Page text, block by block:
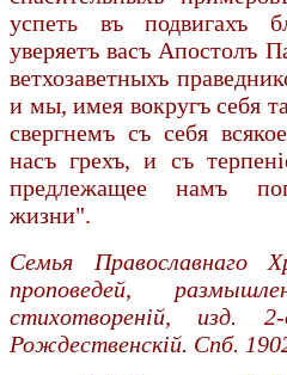
успеть въ подвигахъ
уверяетъ васъ Апостолъ
ветхозаветныхъ
и мы, имея вокругъ себя
свергнемъ съ себя
насъ грехъ, и съ
пред­лежащее намъ
жизни".
Семья Православнаго
проповедей,
стихотворенiй, изд.
Рождественскiй. Спб.